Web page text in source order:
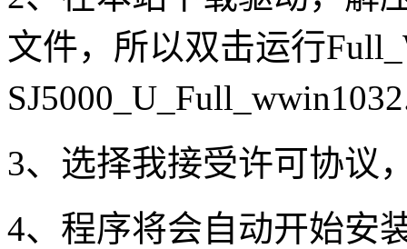
文件，所以双击运行
3、选择我接受许可协议
4、程序将会自动开始安